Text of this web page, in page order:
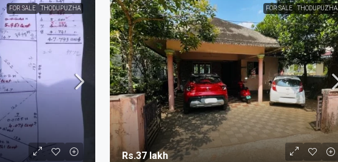
FOR SALE THODUPUZHA FOR SALE THODUPUZHA
Rs.37 lakh